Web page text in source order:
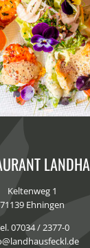
Keltenweg 1
71139 Ehningen
07034 / 2377-0